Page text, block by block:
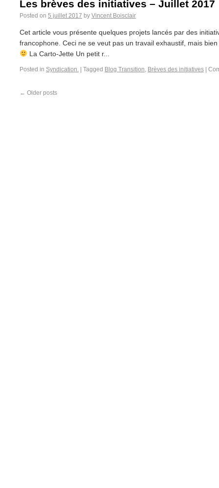
Les brèves des initiatives – Juillet 2017
Posted on 5 juillet 2017 by Vincent Boisclair
Cet article vous présente quelques projets lancés par des
francophone. Ceci ne se veut pas un travail exhaustif, mais
La Carto-Jette Un petit r...
Posted in Syndication. Tagged Blog Transition, Brèves des initiatives
← Older posts